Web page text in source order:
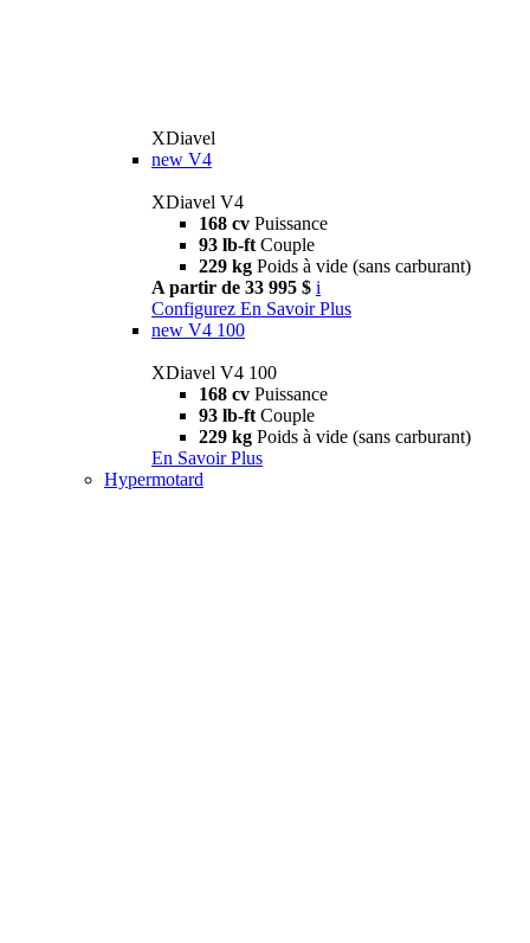
XDiavel
new V4
XDiavel V4
168 cv Puissance
93 lb-ft Couple
229 kg Poids à vide (sans carburant)
A partir de 33 995 $ i
Configurez En Savoir Plus
new V4 100
XDiavel V4 100
168 cv Puissance
93 lb-ft Couple
229 kg Poids à vide (sans carburant)
En Savoir Plus
Hypermotard